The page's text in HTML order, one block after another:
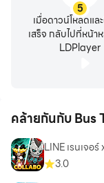
5
เมื่อดาวน์โหลดแล
เสร็จ กลับไปที่หน้า
LDPlayer
คล้ายกันกับ Bus
LINE เรนเจอ
3.0